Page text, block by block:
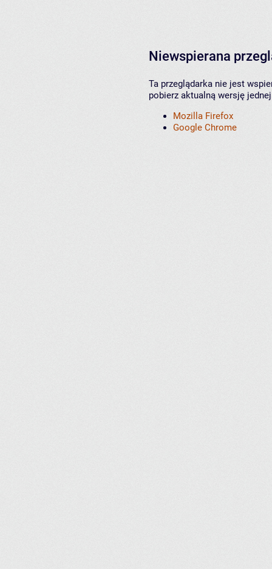
Niewspierana
Ta przeglądarka nie jest
pobierz aktualną wersję
Mozilla Firefox
Google Chrome